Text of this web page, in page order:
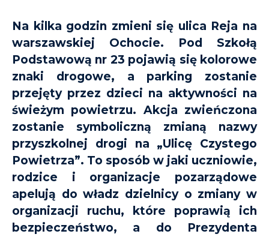
Na kilka godzin zmieni się ulica Reja na
warszawskiej Ochocie. Pod Szkołą
Podstawową nr 23 pojawią się kolorowe
znaki drogowe, a parking zostanie
przejęty przez dzieci na aktywności na
świeżym powietrzu. Akcja zwieńczona
zostanie symboliczną zmianą nazwy
przyszkolnej drogi na „Ulicę Czystego
Powietrza”. To sposób w jaki uczniowie,
rodzice i organizacje pozarządowe
apelują do władz dzielnicy o zmiany w
organizacji ruchu, które poprawią ich
bezpieczeństwo, a do Prezydenta